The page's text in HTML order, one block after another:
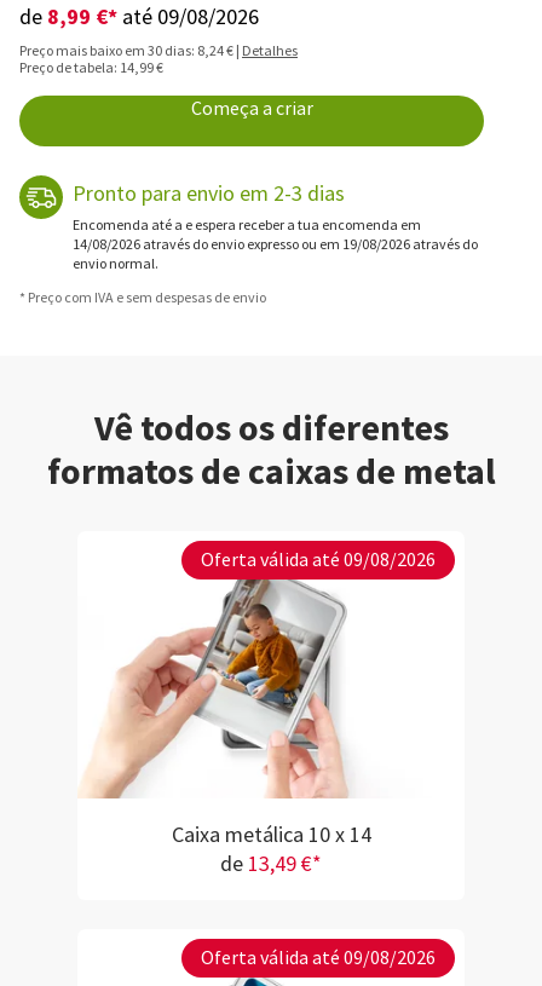
de 8,99 €* até 09/08/2026
Preço mais baixo em 30 dias: 8,24 € | Detalhes
Preço de tabela: 14,99 €
Começa a criar
Pronto para envio em 2-3 dias
Encomenda até a e espera receber a tua encomenda em
14/08/2026 através do envio expresso ou em 19/08/2026 através do
envio normal.
* Preço com IVA e sem despesas de envio
Vê todos os diferentes
formatos de caixas de metal
Oferta válida até 09/08/2026
Caixa metálica 10 x 14
de 13,49 €*
Oferta válida até 09/08/2026